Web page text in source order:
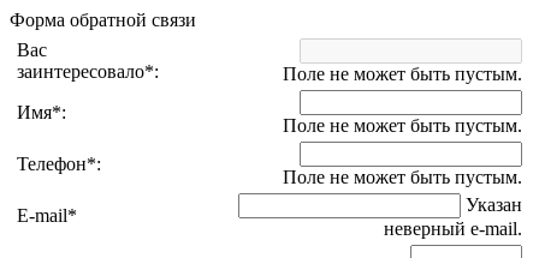
Форма обратной связи
Вас
заинтересовало*:
Поле не может быть пустым.
Имя*:
Поле не может быть пустым.
Телефон*:
Поле не может быть пустым.
E-mail*
Указан
неверный e-mail.